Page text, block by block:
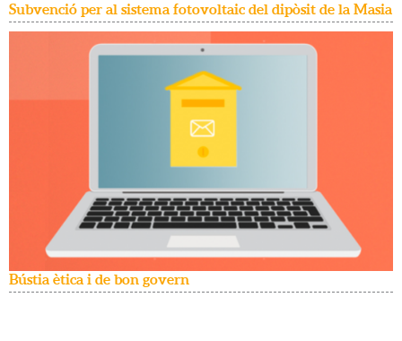
Subvenció per al sistema fotovoltaic del dipòsit de la Masia
Bústia ètica i de bon govern